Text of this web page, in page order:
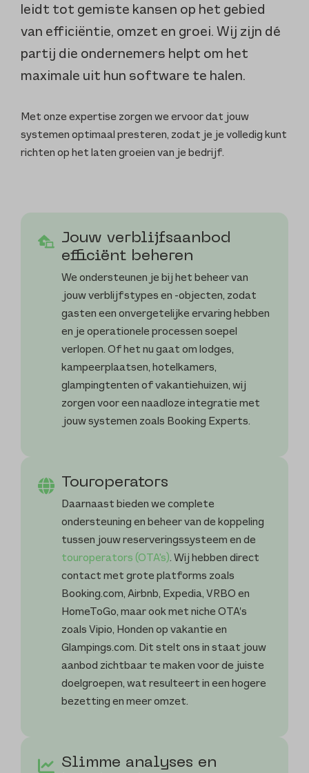
leidt tot gemiste kansen op het gebied
van efficiëntie, omzet en groei. Wij zijn dé
partij die ondernemers helpt om het
maximale uit hun software te halen.
Met onze expertise zorgen we ervoor dat jouw
systemen optimaal presteren, zodat je je volledig kunt
richten op het laten groeien van je bedrijf.
Jouw verblijfsaanbod
efficiënt beheren
We ondersteunen je bij het beheer van
jouw verblijfstypes en -objecten, zodat
gasten een onvergetelijke ervaring hebben
en je operationele processen soepel
verlopen. Of het nu gaat om lodges,
kampeerplaatsen, hotelkamers,
glampingtenten of vakantiehuizen, wij
zorgen voor een naadloze integratie met
jouw systemen zoals Booking Experts.
Touroperators
Daarnaast bieden we complete
ondersteuning en beheer van de koppeling
tussen jouw reserveringssysteem en de
touroperators (OTA's). Wij hebben direct
contact met grote platforms zoals
Booking.com, Airbnb, Expedia, VRBO en
HomeToGo, maar ook met niche OTA’s
zoals Vipio, Honden op vakantie en
Glampings.com. Dit stelt ons in staat jouw
aanbod zichtbaar te maken voor de juiste
doelgroepen, wat resulteert in een hogere
bezetting en meer omzet.
Slimme analyses en